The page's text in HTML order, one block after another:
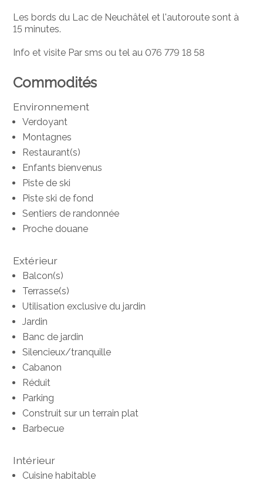
Les bords du Lac de Neuchâtel et l'autoroute sont à
15 minutes.
Info et visite Par sms ou tel au 076 779 18 58
Commodités
Environnement
Verdoyant
Montagnes
Restaurant(s)
Enfants bienvenus
Piste de ski
Piste ski de fond
Sentiers de randonnée
Proche douane
Extérieur
Balcon(s)
Terrasse(s)
Utilisation exclusive du jardin
Jardin
Banc de jardin
Silencieux/tranquille
Cabanon
Réduit
Parking
Construit sur un terrain plat
Barbecue
Intérieur
Cuisine habitable